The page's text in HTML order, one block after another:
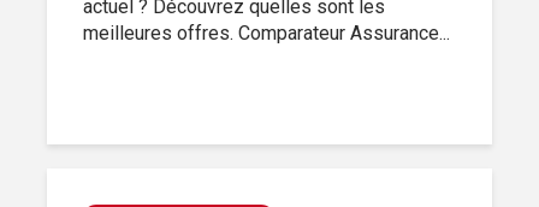
actuel ? Découvrez quelles sont les
meilleures offres. Comparateur Assurance...